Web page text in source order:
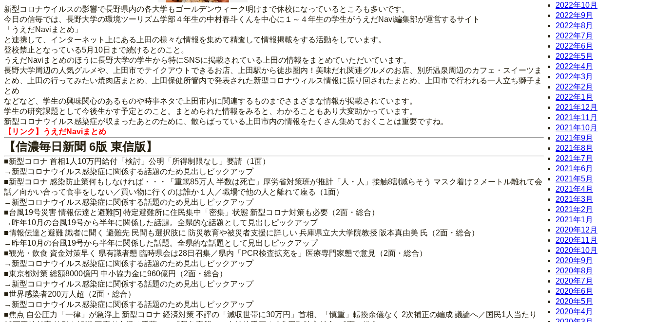
新型コロナウイルスの影響で長野県内の各大学もゴールデンウィーク明けまで休校になっているところも多いです。
今日の信毎では、長野大学の環境ツーリズム学部４年生の中村春斗くんを中心に１～４年生の学生がうえだNavi編集部が運営するサイト
「うえだNaviまとめ」
と連携して、インターネット上にある上田の様々な情報を集めて精査して情報掲載をする活動をしています。
登校禁止となっている5月10日まで続けるとのこと。
うえだNaviまとめのほうに長野大学の学生から特にSNSに掲載されている上田の情報をまとめていただいています。
長野大学周辺の人気グルメや、上田市でテイクアウトできるお店、上田駅から徒歩圏内！美味だれ関連グルメのお店、別所温泉周辺のカフェ・スイーツま
とめ、上田の行ってみたい焼肉店まとめ、上田保健所管内で発表された新型コロナウィルス情報に振り回されたまとめ、上田市で行われる一人立ち獅子ま
とめ
などなど、学生の興味関心のあるものや時事ネタで上田市内に関連するものまでさまざまな情報が掲載されています。
学生の研究課題として今後生かす予定とのこと。まとめられた情報をみると、わかることもあり大変助かっています。
新型コロナウイルス感染症が収まったあとのために、散らばっている上田市内の情報をたくさん集めておくことは重要ですね。
【リンク】うえだNaviまとめ
【信濃毎日新聞 6版 東信版】
■新型コロナ 首相1人10万円給付「検討」公明「所得制限なし」要請（1面）
→新型コロナウイルス感染症に関係する話題のため見出しピックアップ
■新型コロナ 感染防止策何もしなければ・・・「重篤85万人 半数は死亡」厚労省対策班が推計「人・人」接触8割減らそう マスク着け２メートル離れて会
話／向かい合って食事をしない／買い物に行くのは誰か１人／職場で他の人と離れて座る（1面）
→新型コロナウイルス感染症に関係する話題のため見出しピックアップ
■台風19号災害 情報伝達と避難[5] 特定避難所に住民集中「密集」状態 新型コロナ対策も必要（2面・総合）
→昨年10月の台風19号から半年に関係した話題。全県的な話題として見出しピックアップ
■情報伝達と避難 識者に聞く 避難先 民間も選択肢に 防災教育や被災者支援に詳しい 兵庫県立大大学院教授 阪本真由美 氏（2面・総合）
→昨年10月の台風19号から半年に関係した話題。全県的な話題として見出しピックアップ
■観光・飲食 資金対策早く 県有識者懇 臨時県会は28日召集／県内「PCR検査拡充を」医療専門家懇で意見（2面・総合）
→新型コロナウイルス感染症に関係する話題のため見出しピックアップ
■東京都対策 総額8000億円 中小協力金に960億円（2面・総合）
→新型コロナウイルス感染症に関係する話題のため見出しピックアップ
■世界感染者200万人超（2面・総合）
→新型コロナウイルス感染症に関係する話題のため見出しピックアップ
■焦点 自公圧力「一律」が急浮上 新型コロナ 経済対策 不評の「減収世帯に30万円」首相、「慎重」転換余儀なく 2次補正の編成 議論へ／国民1人当たり
2022年10月
2022年9月
2022年8月
2022年7月
2022年6月
2022年5月
2022年4月
2022年3月
2022年2月
2022年1月
2021年12月
2021年11月
2021年10月
2021年9月
2021年8月
2021年7月
2021年6月
2021年5月
2021年4月
2021年3月
2021年2月
2021年1月
2020年12月
2020年11月
2020年10月
2020年9月
2020年8月
2020年7月
2020年6月
2020年5月
2020年4月